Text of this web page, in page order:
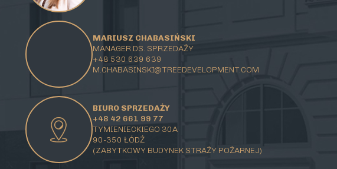
MARIUSZ CHABASIŃSKI
MANAGER DS. SPRZEDAŻY
+48 530 639 639
M.CHABASINSKI@TREEDEVELOPMENT.COM
BIURO SPRZEDAŻY
+48 42 661 99 77
TYMIENIECKIEGO 30A
90-350 ŁÓDŹ
(ZABYTKOWY BUDYNEK STRAŻY POŻARNEJ)